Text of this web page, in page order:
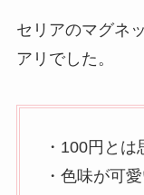
セリアのマグネ
アリでした。
・100円と
・色味が可